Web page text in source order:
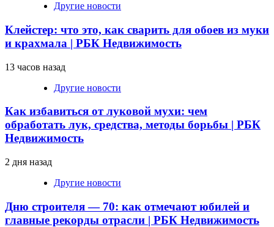
Другие новости
Клейстер: что это, как сварить для обоев из муки
и крахмала | РБК Недвижимость
13 часов назад
Другие новости
Как избавиться от луковой мухи: чем
обработать лук, средства, методы борьбы | РБК
Недвижимость
2 дня назад
Другие новости
Дню строителя — 70: как отмечают юбилей и
главные рекорды отрасли | РБК Недвижимость